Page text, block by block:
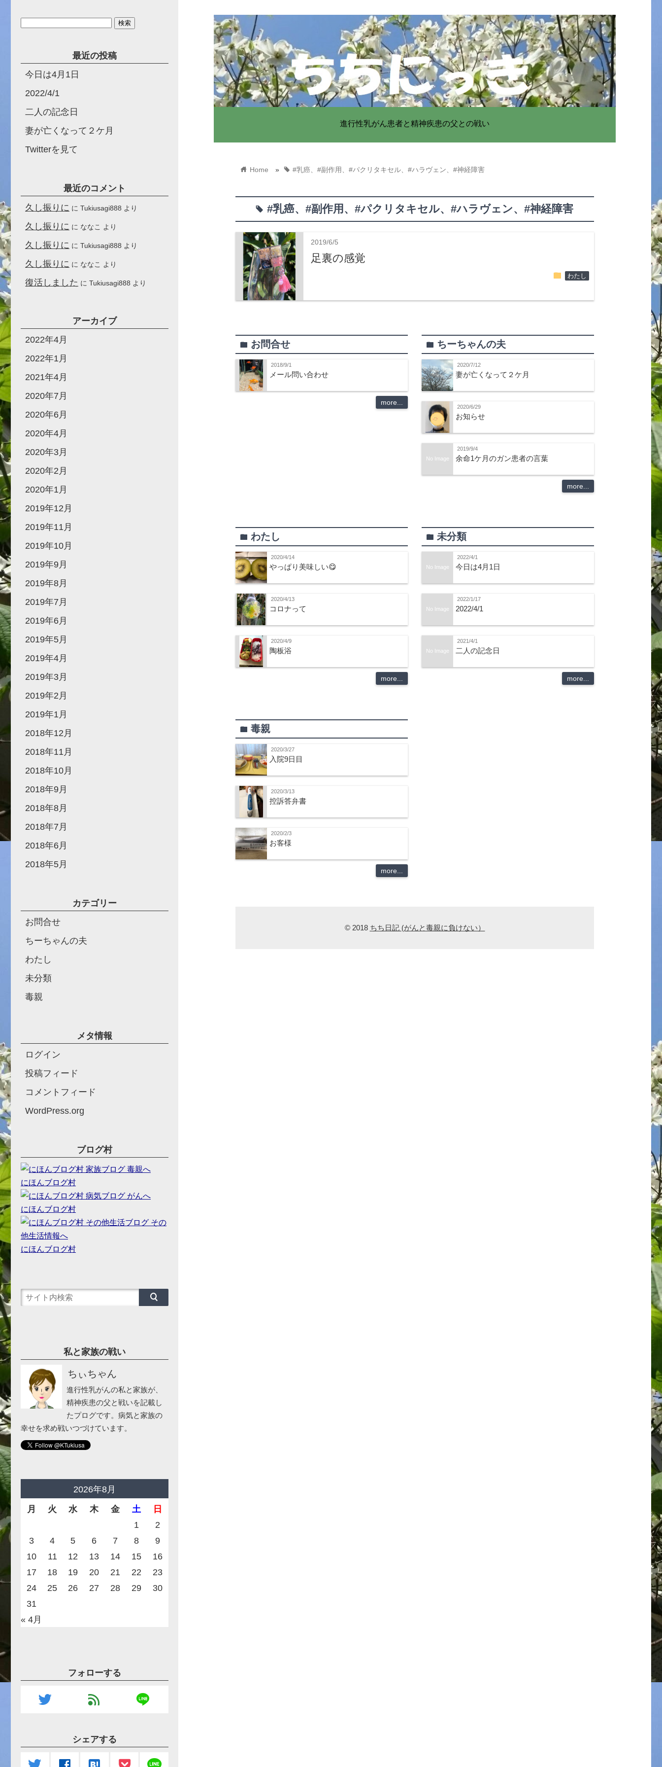
進行性乳がん患者と精神疾患の父との戦い
home Home » tag #乳癌、#副作用、#パクリタキセル、#ハラヴェン、#神経障害
tag #乳癌、#副作用、#パクリタキセル、#ハラヴェン、#神経障害
2019/6/5
足裏の感覚
folder わたし
folder お問合せ
2018/9/1
メール問い合わせ
more...
folder ちーちゃんの夫
2020/7/12
妻が亡くなって２ケ月
2020/6/29
お知らせ
No Image
2019/9/4
余命1ケ月のガン患者の言葉
more...
folder わたし
2020/4/14
やっぱり美味しい😋
2020/4/13
コロナって
2020/4/9
陶板浴
more...
folder 未分類
No Image
2022/4/1
今日は4月1日
No Image
2022/1/17
2022/4/1
No Image
2021/4/1
二人の記念日
more...
folder 毒親
2020/3/27
入院9日目
2020/3/13
控訴答弁書
2020/2/3
お客様
more...
© 2018 ちち日記 (がんと毒親に負けない）
最近の投稿
今日は4月1日
2022/4/1
二人の記念日
妻が亡くなって２ケ月
Twitterを見て
最近のコメント
久し振りに に Tukiusagi888 より
久し振りに に ななこ より
久し振りに に Tukiusagi888 より
久し振りに に ななこ より
復活しました に Tukiusagi888 より
アーカイブ
2022年4月
2022年1月
2021年4月
2020年7月
2020年6月
2020年4月
2020年3月
2020年2月
2020年1月
2019年12月
2019年11月
2019年10月
2019年9月
2019年8月
2019年7月
2019年6月
2019年5月
2019年4月
2019年3月
2019年2月
2019年1月
2018年12月
2018年11月
2018年10月
2018年9月
2018年8月
2018年7月
2018年6月
2018年5月
カテゴリー
お問合せ
ちーちゃんの夫
わたし
未分類
毒親
メタ情報
ログイン
投稿フィード
コメントフィード
WordPress.org
ブログ村
にほんブログ村
にほんブログ村
にほんブログ村
私と家族の戦い
ちぃちゃん
進行性乳がんの私と家族が、
精神疾患の父と戦いを記載し
たプログです。病気と家族の
幸せを求め戦いつづけています。
2026年8月
月
火 水 木 金 土
日
1
2
3
4 5 6 7 8
9
10
11 12 13 14 15
16
17
18 19 20 21 22
23
24
25 26 27 28 29
30
31
« 4月
フォローする
twitter feed line
シェアする